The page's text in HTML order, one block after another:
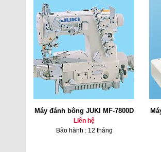
Máy đánh bông JUKI MF-7800D
Liên hệ
Bảo hành : 12 tháng